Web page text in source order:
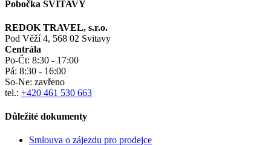
Pobočka SVITAVY
REDOK TRAVEL, s.r.o.
Pod Věží 4, 568 02 Svitavy
Centrála
Po-Čt: 8:30 - 17:00
Pá: 8:30 - 16:00
So-Ne: zavřeno
tel.: +420 461 530 663
Důležité dokumenty
Smlouva o zájezdu pro prodejce